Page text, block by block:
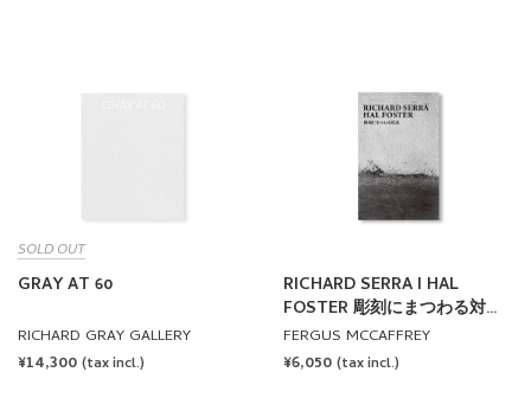
SOLD OUT
GRAY AT 60
RICHARD GRAY GALLERY
REGULAR
¥14,300 (tax incl.)
RICHARD SERRA I HAL
FOSTER 彫刻にまつわる対話
by Richard Serra, Hal Foster
[JAPANESE EDITION]
FERGUS MCCAFFREY
REGULAR
¥6,050 (tax incl.)